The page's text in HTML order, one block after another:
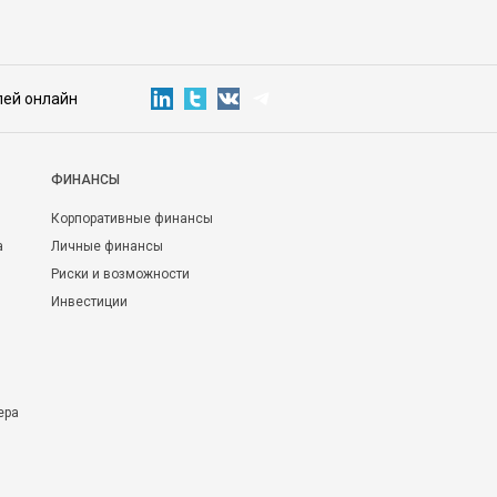
онлайн
ФИНАНСЫ
Корпоративные финансы
Личные финансы
Риски и возможности
Инвестиции